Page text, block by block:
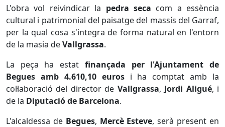
L'obra vol reivindicar la pedra seca com a essència
cultural i patrimonial del paisatge del massís del Garraf,
per la qual cosa s'integra de forma natural en l'entorn
de la masia deVallgrassa.
La peça ha estat finançada per l'Ajuntament de
Begues amb 4.610,10 eurosi ha comptat amb la
col·laboració del director de Vallgrassa, Jordi Aligué, i
de la Diputació de Barcelona.
L'alcaldessa de Begues, Mercè Esteve, serà present en